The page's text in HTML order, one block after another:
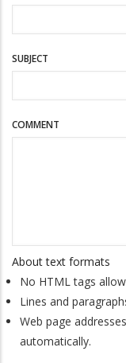
SUBJECT
COMMENT
About text formats
No HTML tags
Lines and
Web page
automatically.